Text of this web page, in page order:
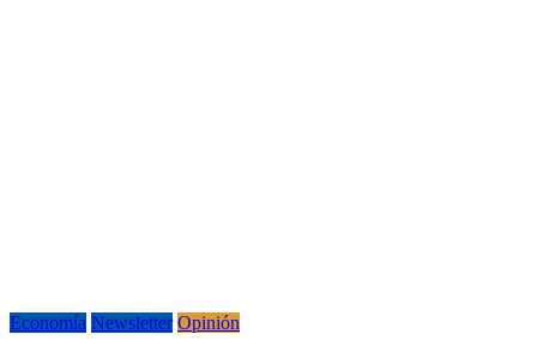
Economía Newsletter Opinión